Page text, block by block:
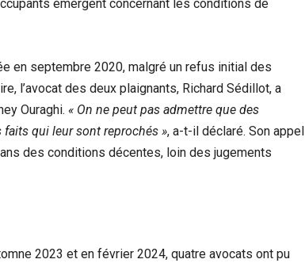
émergent concernant les conditions de
en septembre 2020, malgré un refus initial des
l’avocat des deux plaignants, Richard Sédillot, a
Ouraghi. « On ne peut pas admettre que des
qui leur sont reprochés », a-t-il déclaré. Son appel
des conditions décentes, loin des jugements
2023 et en février 2024, quatre avocats ont pu